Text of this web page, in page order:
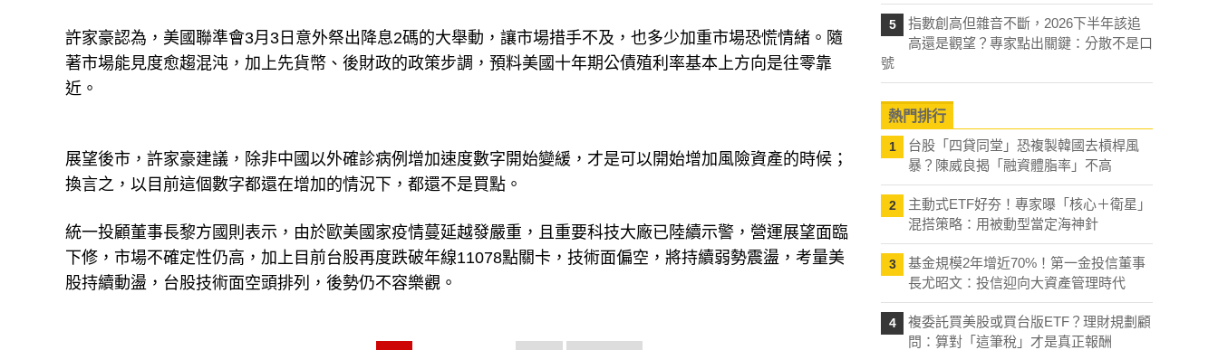
許家豪認為，美國聯準會3月3日意外祭出降息2碼的大舉動，讓市場措手不及，也多少加重市場恐慌情緒。隨
著市場能見度愈趨混沌，加上先貨幣、後財政的政策步調，預料美國十年期公債殖利率基本上方向是往零靠
近。
展望後市，許家豪建議，除非中國以外確診病例增加速度數字開始變緩，才是可以開始增加風險資產的時候；
換言之，以目前這個數字都還在增加的情況下，都還不是買點。
統一投顧董事長黎方國則表示，由於歐美國家疫情蔓延越發嚴重，且重要科技大廠已陸續示警，營運展望面臨
下修，市場不確定性仍高，加上目前台股再度跌破年線11078點關卡，技術面偏空，將持續弱勢震盪，考量美
股持續動盪，台股技術面空頭排列，後勢仍不容樂觀。
5
指數創高但雜音不斷，2026下半年該追
高還是觀望？專家點出關鍵：分散不是口
號
熱門排行
1
台股「四貸同堂」恐複製韓國去槓桿風
暴？陳威良揭「融資體脂率」不高
2
主動式ETF好夯！專家曝「核心＋衛星」
混搭策略：用被動型當定海神針
3
基金規模2年增近70%！第一金投信董事
長尤昭文：投信迎向大資產管理時代
4
複委託買美股或買台版ETF？理財規劃顧
問：算對「這筆稅」才是真正報酬